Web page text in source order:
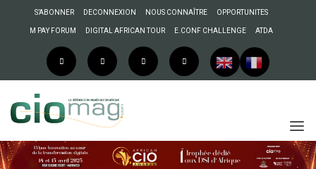
S’ABONNER DECONNEXION NOUS CONNAÎTRE OPPORTUNITES
M PAY FORUM DIGITAL AFRICAN TOUR E.CONF CHALLENGE ATDA